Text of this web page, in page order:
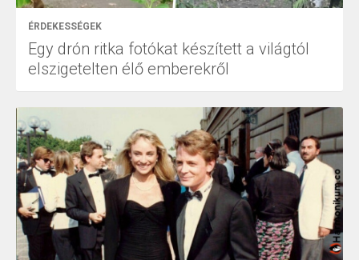
ÉRDEKESSÉGEK
Egy drón ritka fotókat készített a világtól
elszigetelten élő emberekről